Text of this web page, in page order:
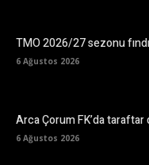
TMO 2026/27 sezonu
6 Ağustos 2026
Arca Çorum FK’da taraftar
6 Ağustos 2026